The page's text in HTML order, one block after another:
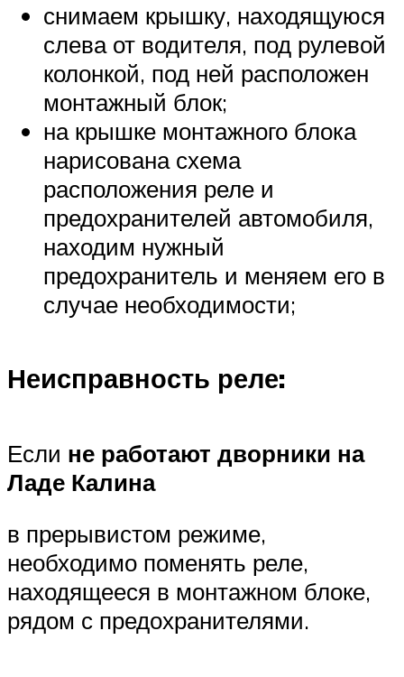
снимаем крышку, находящуюся
слева от водителя, под рулевой
колонкой, под ней расположен
монтажный блок;
на крышке монтажного блока
нарисована схема
расположения реле и
предохранителей автомобиля,
находим нужный
предохранитель и меняем его в
случае необходимости;
Неисправность реле:
Если не работают дворники на
Ладе Калина
в прерывистом режиме,
необходимо поменять реле,
находящееся в монтажном блоке,
рядом с предохранителями.